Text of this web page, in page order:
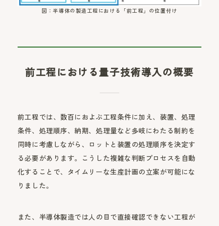
図：半導体の製造工程における「前工程」の位置付け
前工程における量子技術導入の概要
前工程では、数百におよぶ工程条件に加え、装置、処理
条件、処理順序、納期、処理量など多岐にわたる制約を
同時に考慮しながら、ロットと装置の処理順序を決定す
る必要があります。こうした複雑な判断プロセスを自動
化することで、タイムリーな生産計画の立案が可能にな
りました。
また、半導体製造では人の目で直接確認できない工程が